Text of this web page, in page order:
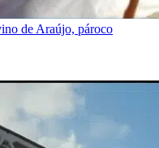
de Araújo, pároco